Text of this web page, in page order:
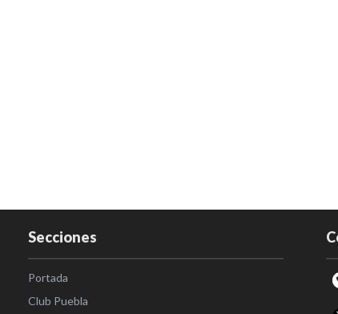
Secciones
Portada
Club Puebla